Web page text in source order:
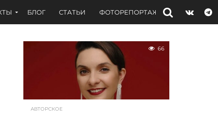
БЛОГ СТАТЬИ ФОТОРЕПОРТАЖИ ИНТЕРВЬЮ
66
АВТОРСКОЕ